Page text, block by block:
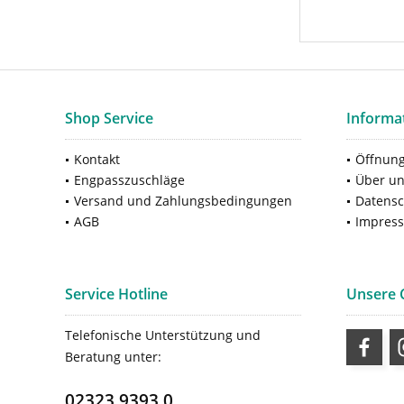
Shop Service
Kontakt
Engpasszuschläge
Versand und Zahlungsbedingungen
AGB
Über
Service Hotline
Telefonische Unterstützung und
Beratung unter:
Unsere